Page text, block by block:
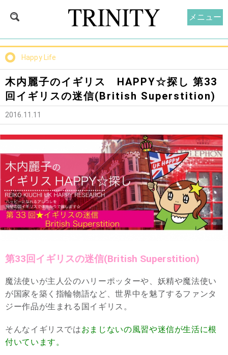
Happy Life
木内麗子のイギリス HAPPY☆探し 第33
回イギリスの迷信(British Superstition)
2016.11.11
第33回イギリスの迷信(British Superstition)
魔法使いが主人公のハリーポッターや、妖精や魔法使い
が国家を築く指輪物語など、世界中を魅了するファンタ
ジー作品が生まれる国イギリス。
そんなイギリスではおまじないの風習や迷信が生活に根
付いています。
メニュー